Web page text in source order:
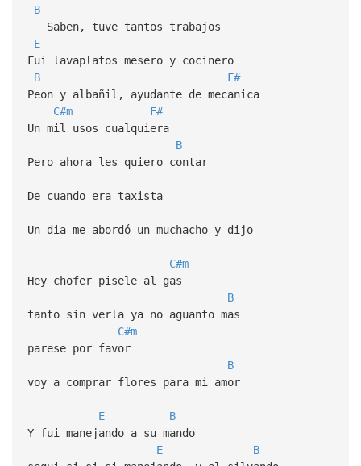
B
Saben, tuve tantos trabajos
E
Fui lavaplatos mesero y cocinero
B
F#
Peon y albañil, ayudante de mecanica
C#m
F#
Un mil usos cualquiera
B
Pero ahora les quiero contar
De cuando era taxista
Un dia me abordó un muchacho y dijo
C#m
Hey chofer pisele al gas
B
tanto sin verla ya no aguanto mas
C#m
parese por favor
B
voy a comprar flores para mi amor
E
B
Y fui manejando a su mando
E
B